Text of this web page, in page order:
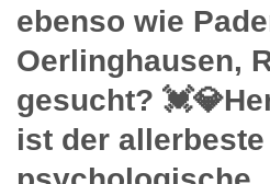
ebenso wie
Oerlinghausen,
gesucht?
ist der